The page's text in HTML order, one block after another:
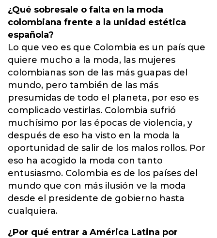
¿Qué sobresale o falta en la moda
colombiana frente a la unidad estética
española?
Lo que veo es que Colombia es un país que
quiere mucho a la moda, las mujeres
colombianas son de las más guapas del
mundo, pero también de las más
presumidas de todo el planeta, por eso es
complicado vestirlas. Colombia sufrió
muchísimo por las épocas de violencia, y
después de eso ha visto en la moda la
oportunidad de salir de los malos rollos. Por
eso ha acogido la moda con tanto
entusiasmo. Colombia es de los países del
mundo que con más ilusión ve la moda
desde el presidente de gobierno hasta
cualquiera.
¿Por qué entrar a América Latina por